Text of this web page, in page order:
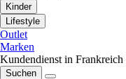
Kinder
Lifestyle
Outlet
Marken
Kundendienst in Frankreich
Suchen